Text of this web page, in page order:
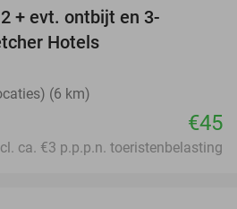
+ evt. ontbijt en 3-
Hotels
(6 km)
€45
ca. €3 p.p.p.n. toeristenbelasting